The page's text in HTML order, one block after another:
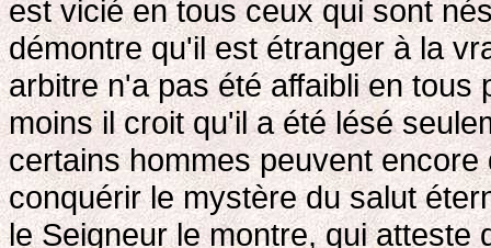
est vicié en tous ceux qui sont
démontre qu'il est étranger à la
arbitre n'a pas été affaibli en tous
moins il croit qu'il a été lésé
certains hommes peuvent
conquérir le mystère du salut
le Seigneur le montre, qui atteste